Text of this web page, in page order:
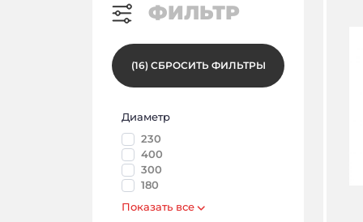
ФИЛЬТР
(16) СБРОСИТЬ ФИЛЬТРЫ
Диаметр
230
400
300
180
Показать все